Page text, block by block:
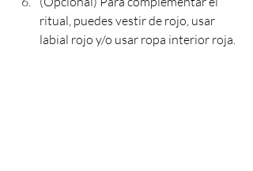
ritual, puedes vestir de rojo, usar
labial rojo y/o usar ropa interior roja.